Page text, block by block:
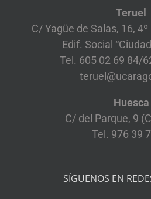
Teruel
C/ Yagüe de Salas, 16,
Edif. Social
Tel. 605 02 69 84/
Huesca
C/ del Parque, 9
Tel. 976 39
SÍGUENOS EN